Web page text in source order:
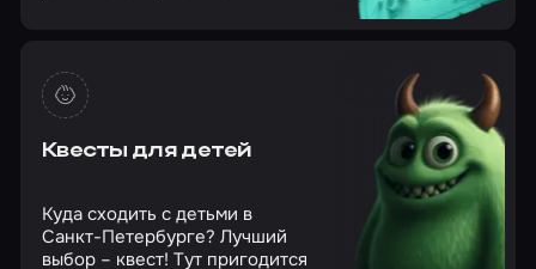
Квесты для детей
Куда сходить с детьми в
Санкт-Петербурге? Лучший
выбор – квест! Тут пригодится